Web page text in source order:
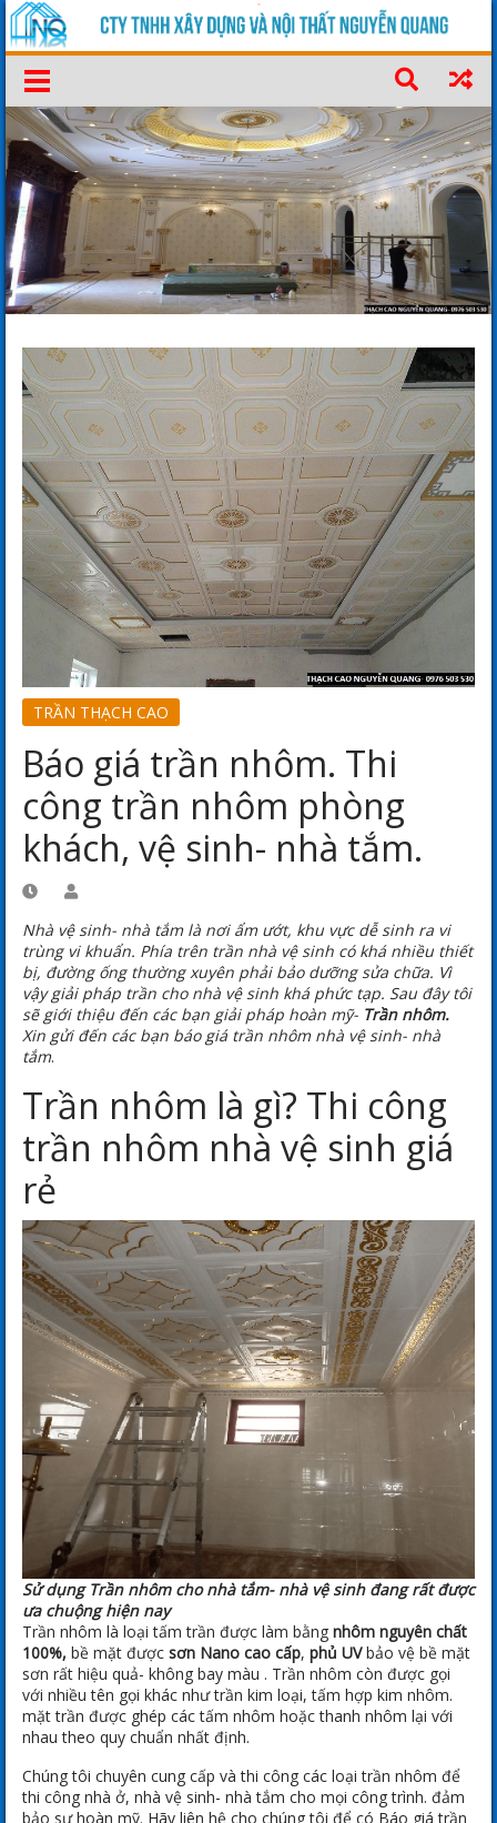
TRẦN THẠCH CAO
Báo giá trần nhôm. Thi
công trần nhôm phòng
khách, vệ sinh- nhà tắm.
Nhà vệ sinh- nhà tắm là nơi ẩm ướt, khu vực dễ sinh ra vi
trùng vi khuẩn. Phía trên trần nhà vệ sinh có khá nhiều thiết
bị, đường ống thường xuyên phải bảo dưỡng sửa chữa. Vì
vậy giải pháp trần cho nhà vệ sinh khá phức tạp. Sau đây tôi
sẽ giới thiệu đến các bạn giải pháp hoàn mỹ- Trần nhôm.
Xin gửi đến các bạn báo giá trần nhôm nhà vệ sinh- nhà
tắm.
Trần nhôm là gì? Thi công
trần nhôm nhà vệ sinh giá
rẻ
Sử dụng Trần nhôm cho nhà tắm- nhà vệ sinh đang rất được
ưa chuộng hiện nay
Trần nhôm là loại tấm trần được làm bằng nhôm nguyên chất
100%, bề mặt được sơn Nano cao cấp, phủ UVbảo vệ bề mặt
sơn rất hiệu quả- không bay màu . Trần nhôm còn được gọi
với nhiều tên gọi khác như trần kim loại, tấm hợp kim nhôm.
mặt trần được ghép các tấm nhôm hoặc thanh nhôm lại với
nhau theo quy chuẩn nhất định.
Chúng tôi chuyên cung cấp và thi công các loại trần nhôm để
thi công nhà ở, nhà vệ sinh- nhà tắm cho mọi công trình. đảm
bảo sự hoàn mỹ. Hãy liên hệ cho chúng tôi để có Báo giá trần